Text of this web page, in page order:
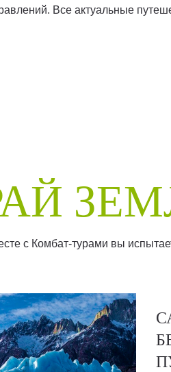
Все актуальные
с Комбат-турами вы